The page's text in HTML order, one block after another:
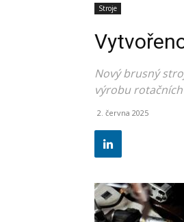
Stroje
Nový brusný
výrobu
2. června 2025